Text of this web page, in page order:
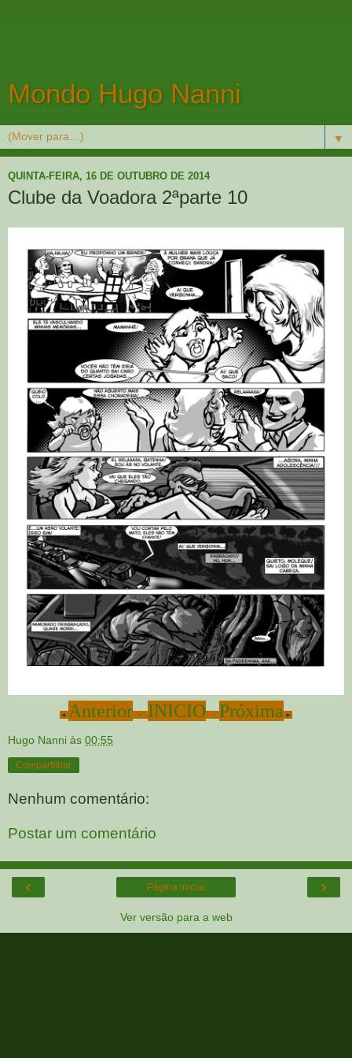
Mondo Hugo Nanni
▼
QUINTA-FEIRA, 16 DE OUTUBRO DE 2014
Clube da Voadora 2ªparte 10
◄ Anterior - INICIO - Próxima ►
Hugo Nanni às 00:55
Compartilhar
Nenhum comentário:
Postar um comentário
‹ ›
Página inicial
Ver versão para a web